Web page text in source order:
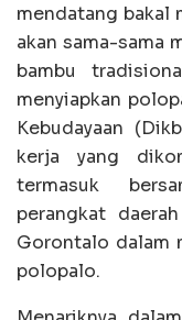
mendatang bakal
akan sama-sama
bambu
menyiapkan
Kebudayaan
kerja yang
termasuk
perangkat
Gorontalo dalam
polopalo.